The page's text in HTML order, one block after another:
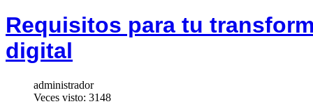
Requisitos para tu
digital
administrador
Veces visto: 3148